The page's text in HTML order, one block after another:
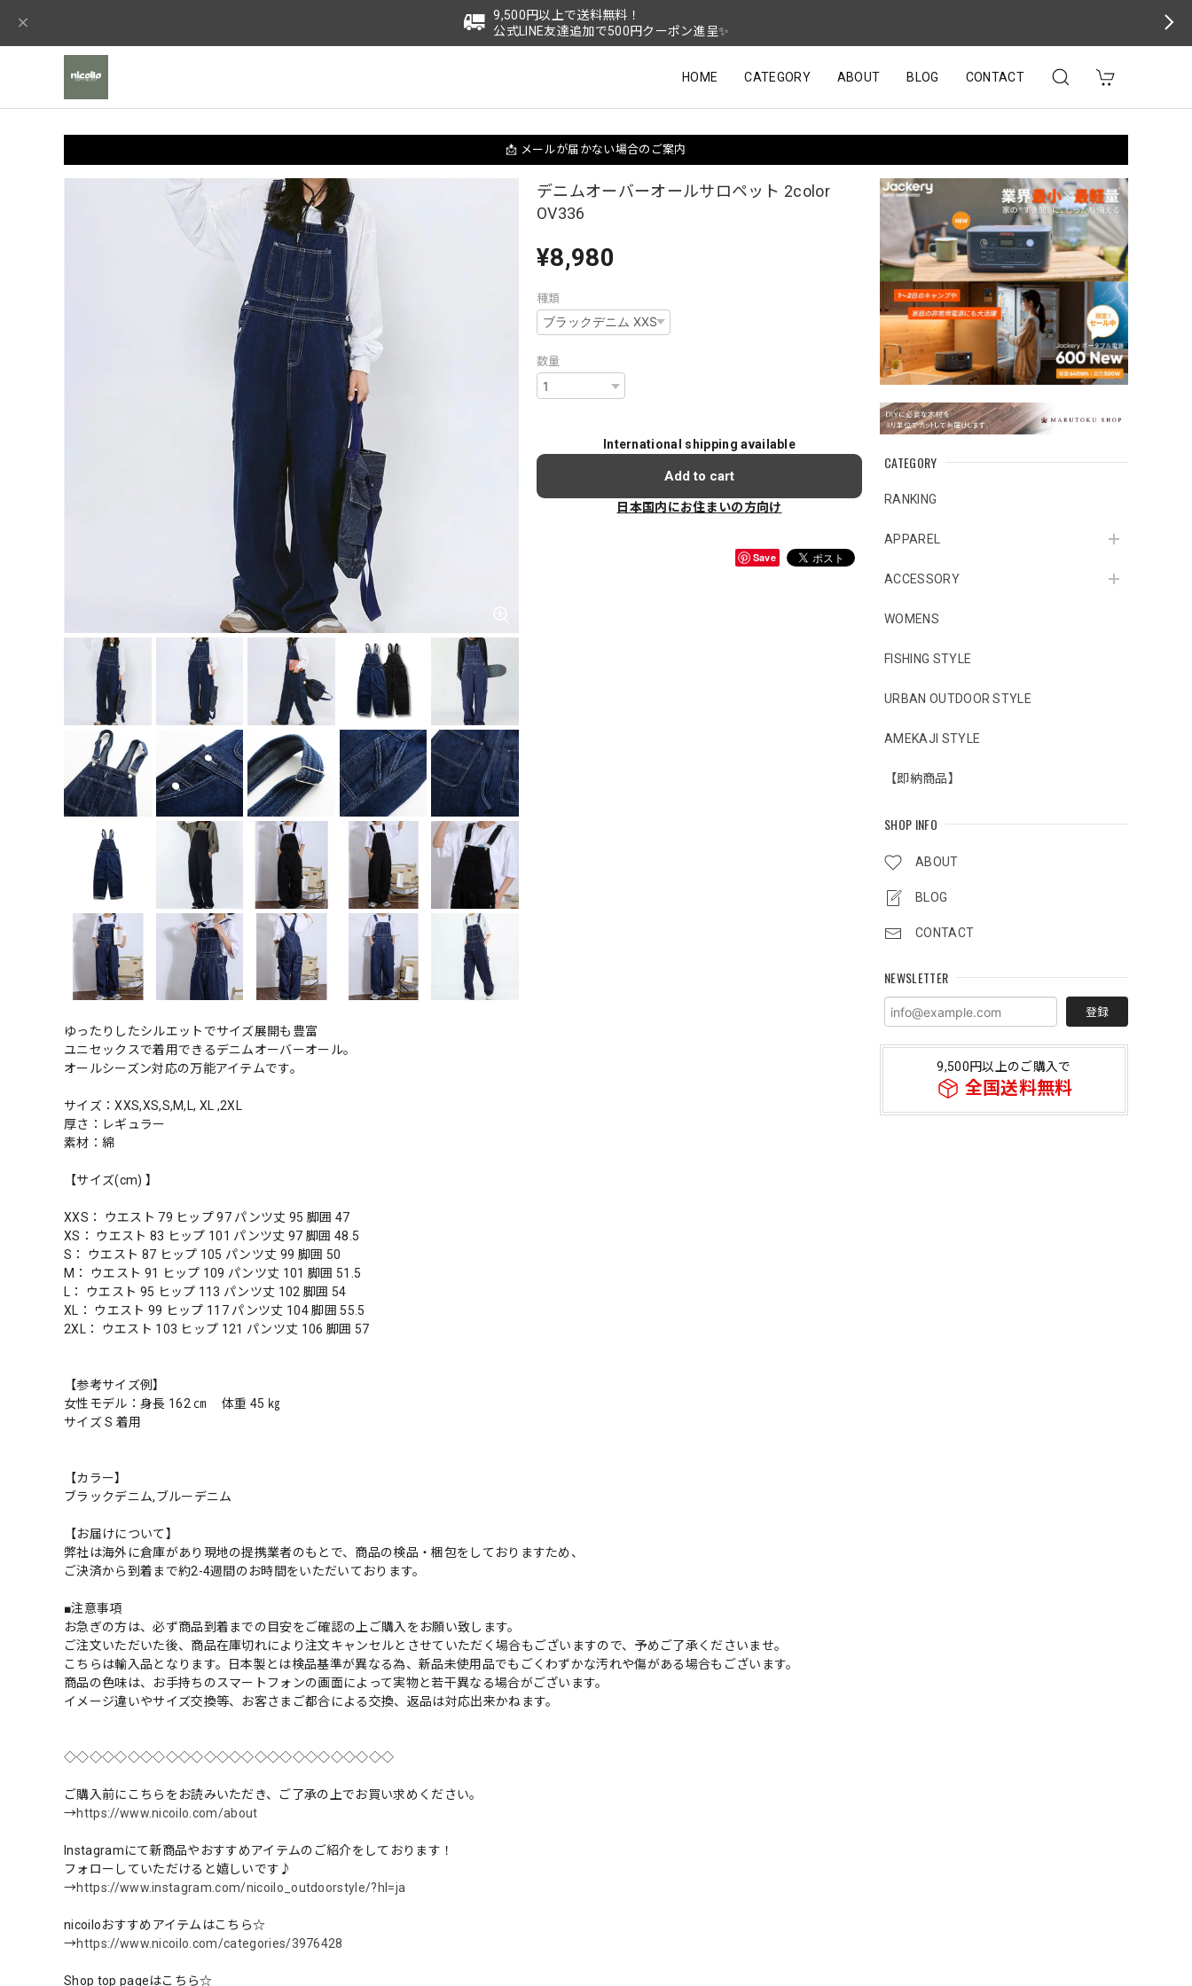
9,500円以上で送料無料！
公式LINE友達追加で500円クーポン進呈✨
HOME CATEGORY ABOUT BLOG CONTACT
📩 メールが届かない場合のご案内
CATEGORY
RANKING
APPAREL
ACCESSORY
WOMENS
FISHING STYLE
URBAN OUTDOOR STYLE
AMEKAJI STYLE
【即納商品】
SHOP INFO
ABOUT
BLOG
CONTACT
NEWSLETTER
登録
9,500円以上のご購入で
全国送料無料
デニムオーバーオールサロペット 2color
OV336
¥8,980
種類
数量
International shipping available
Add to cart
日本国内にお住まいの方向け
Save
ゆったりしたシルエットでサイズ展開も豊富
ユニセックスで着用できるデニムオーバーオール。
オールシーズン対応の万能アイテムです。
サイズ：XXS,XS,S,M,L, XL ,2XL
厚さ：レギュラー
素材：綿
【サイズ(cm) 】
XXS： ウエスト 79 ヒップ 97 パンツ丈 95 脚囲 47
XS： ウエスト 83 ヒップ 101 パンツ丈 97 脚囲 48.5
S： ウエスト 87 ヒップ 105 パンツ丈 99 脚囲 50
M： ウエスト 91 ヒップ 109 パンツ丈 101 脚囲 51.5
L： ウエスト 95 ヒップ 113 パンツ丈 102 脚囲 54
XL： ウエスト 99 ヒップ 117 パンツ丈 104 脚囲 55.5
2XL： ウエスト 103 ヒップ 121 パンツ丈 106 脚囲 57
【参考サイズ例】
女性モデル：身長 162 ㎝ 体重 45 ㎏
サイズ S 着用
【カラー】
ブラックデニム,ブルーデニム
【お届けについて】
弊社は海外に倉庫があり現地の提携業者のもとで、商品の検品・梱包をしておりますため、
ご決済から到着まで約2-4週間のお時間をいただいております。
■注意事項
お急ぎの方は、必ず商品到着までの目安をご確認の上ご購入をお願い致します。
ご注文いただいた後、商品在庫切れにより注文キャンセルとさせていただく場合もございますので、予めご了承くださいませ。
こちらは輸入品となります。日本製とは検品基準が異なる為、新品未使用品でもごくわずかな汚れや傷がある場合もございます。
商品の色味は、お手持ちのスマートフォンの画面によって実物と若干異なる場合がございます。
イメージ違いやサイズ交換等、お客さまご都合による交換、返品は対応出来かねます。
◇◇◇◇◇◇◇◇◇◇◇◇◇◇◇◇◇◇◇◇◇◇◇◇◇◇
ご購入前にこちらをお読みいただき、ご了承の上でお買い求めください。
→https://www.nicoilo.com/about
Instagramにて新商品やおすすめアイテムのご紹介をしております！
フォローしていただけると嬉しいです♪
→https://www.instagram.com/nicoilo_outdoorstyle/?hl=ja
nicoiloおすすめアイテムはこちら☆
→https://www.nicoilo.com/categories/3976428
Shop top pageはこちら☆